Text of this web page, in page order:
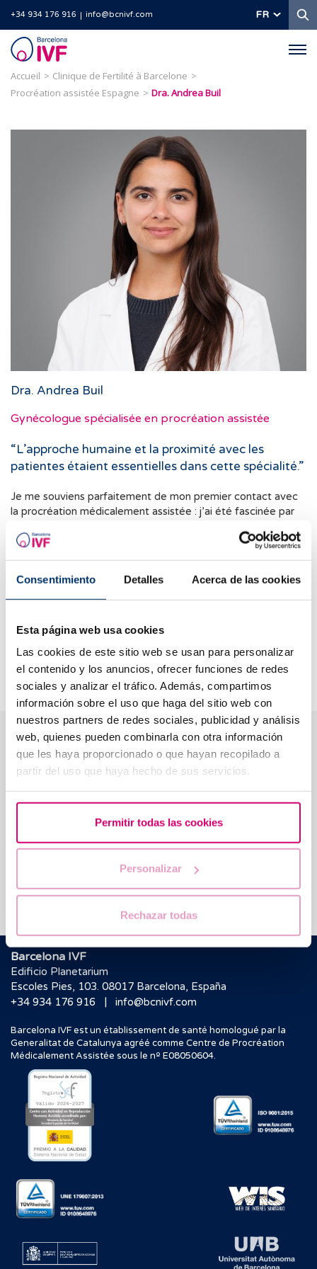
Consentimiento Detalles Acerca de las cookies
Esta página web usa cookies
Las cookies de este sitio web se usan para personalizar
el contenido y los anuncios, ofrecer funciones de redes
sociales y analizar el tráfico. Además, compartimos
información sobre el uso que haga del sitio web con
nuestros partners de redes sociales, publicidad y análisis
web, quienes pueden combinarla con otra información
que les haya proporcionado o que hayan recopilado a
partir del uso que haya hecho de sus servicios.
Permitir todas las cookies
Personalizar
Rechazar todas
+34 934 176 916 info@bcnivf.com FR
Barcelona
IVF
Accueil
Clinique de Fertilité à Barcelone
Procréation assistée Espagne
Dra. Andrea Buil
Dra. Andrea Buil
Gynécologue spécialisée en procréation assistée
“L’approche humaine et la proximité avec les
patientes étaient essentielles dans cette spécialité.”
Je me souviens parfaitement de mon premier contact avec
la procréation médicalement assistée : j’ai été fascinée par
pour les aider à réaliser leur rêve de devenir mères, mais j’ai
Pouvoir accompagner ce processus chaque jour est un
Chaque cas est unique et, grâce à une équipe
avancées, nous pouvons proposer une prise en charge
personnalisée à nos patientes.
Avis réels de nos patients
★★★★★ · 559 avis sur Google
★★★★★
votre projet
Avis Google
4 ans
Barcelona IVF
Edificio Planetarium
Escoles Pies, 103. 08017 Barcelona, España
+34 934 176 916
| info@bcnivf.com
Barcelona IVF est un établissement de santé homologué par la
Generalitat de Catalunya agréé comme Centre de Procréation
Médicalement Assistée sous le nº E08050604.